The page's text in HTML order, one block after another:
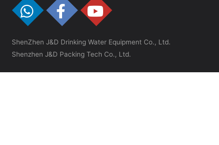
ShenZhen J&D Drinking Water Equipment Co., Ltd.
Shenzhen J&D Packing Tech Co., Ltd.